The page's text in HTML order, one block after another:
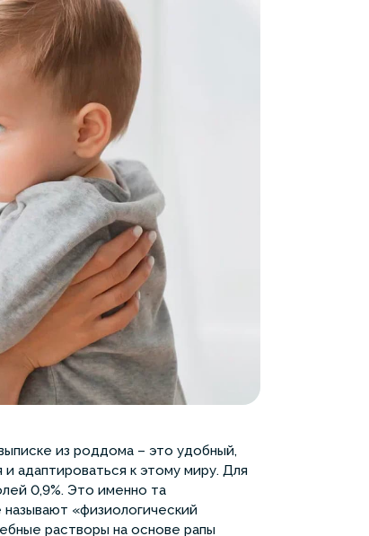
из роддома – это удобный,
адаптироваться к этому миру. Для
0,9%. Это именно та
«физиологический
растворы на основе рапы